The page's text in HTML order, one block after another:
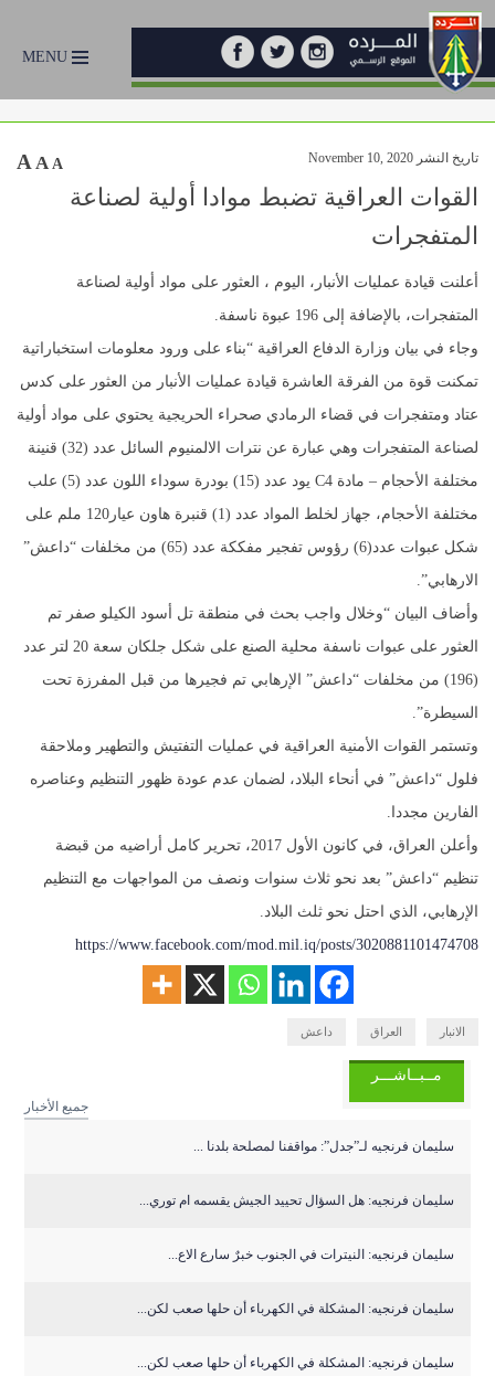
MENU
تاريخ النشر November 10, 2020 A A A
القوات العراقية تضبط موادا أولية لصناعة
المتفجرات
أعلنت قيادة عمليات الأنبار، اليوم ، العثور على مواد أولية لصناعة
المتفجرات، بالإضافة إلى 196 عبوة ناسفة.
وجاء في بيان وزارة الدفاع العراقية “بناء على ورود معلومات استخباراتية
تمكنت قوة من الفرقة العاشرة قيادة عمليات الأنبار من العثور على كدس
عتاد ومتفجرات في قضاء الرمادي صحراء الحريجية يحتوي على مواد أولية
لصناعة المتفجرات وهي عبارة عن نترات الالمنيوم السائل عدد (32) قنينة
مختلفة الأحجام – مادة C4 يود عدد (15) بودرة سوداء اللون عدد (5) علب
مختلفة الأحجام، جهاز لخلط المواد عدد (1) قنبرة هاون عيار120 ملم على
شكل عبوات عدد(6) رؤوس تفجير مفككة عدد (65) من مخلفات “داعش”
الارهابي”.
وأضاف البيان “وخلال واجب بحث في منطقة تل أسود الكيلو صفر تم
العثور على عبوات ناسفة محلية الصنع على شكل جلكان سعة 20 لتر عدد
(196) من مخلفات “داعش” الإرهابي تم فجيرها من قبل المفرزة تحت
السيطرة”.
وتستمر القوات الأمنية العراقية في عمليات التفتيش والتطهير وملاحقة
فلول “داعش” في أنحاء البلاد، لضمان عدم عودة ظهور التنظيم وعناصره
الفارين مجددا.
وأعلن العراق، في كانون الأول 2017، تحرير كامل أراضيه من قبضة
تنظيم “داعش” بعد نحو ثلاث سنوات ونصف من المواجهات مع التنظيم
الإرهابي، الذي احتل نحو ثلث البلاد.
https://www.facebook.com/mod.mil.iq/posts/3020881101474708
الانبار العراق داعش
مــبــاشـــر
جميع الأخبار
سليمان فرنجيه لـ”جدل”: مواقفنا لمصلحة بلدنا ...
سليمان فرنجيه: هل السؤال تحييد الجيش يقسمه ام توري...
سليمان فرنجيه: النيترات في الجنوب خبرٌ سارع الاع...
سليمان فرنجيه: المشكلة في الكهرباء أن حلها صعب لكن...
سليمان فرنجيه: المشكلة في الكهرباء أن حلها صعب لكن...